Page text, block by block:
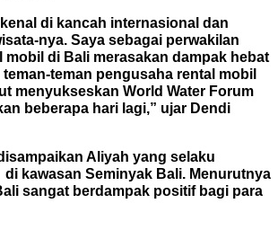
di kancah internasional dan
nya. Saya sebagai perwakilan
mobil di Bali merasakan dampak hebat
teman pengusaha rental mobil
menyukseskan World Water Forum
beberapa hari lagi,” ujar Dendi
Aliyah yang selaku
kawasan Seminyak Bali. Menurutnya
sangat berdampak positif bagi para